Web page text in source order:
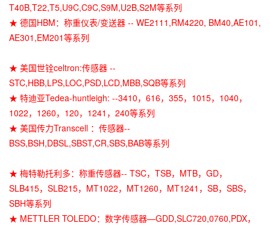
T40B,T22,T5,U9C,C9C,S9M,U2B,S2M等系列
★ 德国HBM：称重仪表/变送器 -- WE2111,RM4220, BM40,AE101,
AE301,EM201等系列
★ 美国世铨celtron:传感器 --
STC,HBB,LPS,LOC,PSD,LCD,MBB,SQB等系列
★ 特迪亚Tedea-huntleigh: --3410，616，355，1015，1040，
1022，1260，120，1241，240等系列
★ 美国传力Transcell ：传感器--
BSS,BSH,DBSL,SBST,CR,SBS,BAB等系列
★ 梅特勒托利多：称重传感器-- TSC，TSB，MTB，GD，
SLB415，SLB215，MT1022，MT1260，MT1241，SB，SBS，
SBH等系列
★ METTLER TOLEDO：数字传感器—GDD,SLC720,0760,PDX，